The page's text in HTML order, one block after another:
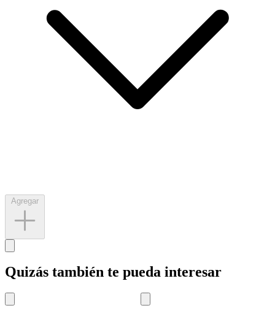
Quizás también te pueda interesar